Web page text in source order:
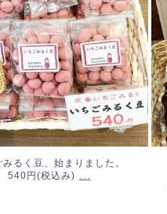
みるく豆、始まりました。
540円(税込み)